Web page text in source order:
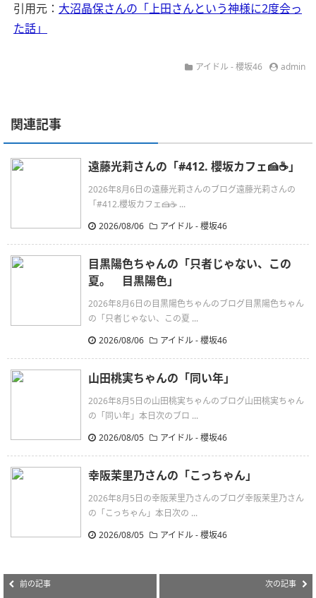
引用元： 大沼晶保さんの「上田さんという神様に2度会っ
た話」
アイドル - 櫻坂46 admin
関連記事
遠藤光莉さんの「#412. 櫻坂カフェ🍰☕️」
2026年8月6日の遠藤光莉さんのブログ遠藤光莉さんの
「#412.櫻坂カフェ🍰☕ ...
2026/08/06
アイドル - 櫻坂46
目黒陽色ちゃんの「只者じゃない、この
夏。 目黒陽色」
2026年8月6日の目黒陽色ちゃんのブログ目黒陽色ちゃん
の「只者じゃない、この夏 ...
2026/08/06
アイドル - 櫻坂46
山田桃実ちゃんの「同い年」
2026年8月5日の山田桃実ちゃんのブログ山田桃実ちゃん
の「同い年」本日次のブロ ...
2026/08/05
アイドル - 櫻坂46
幸阪茉里乃さんの「こっちゃん」
2026年8月5日の幸阪茉里乃さんのブログ幸阪茉里乃さん
の「こっちゃん」本日次の ...
2026/08/05
アイドル - 櫻坂46
前の記事 次の記事